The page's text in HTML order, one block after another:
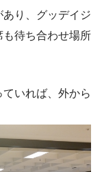
り、グッデイジ
も待ち合わせ場所
いれば、外から